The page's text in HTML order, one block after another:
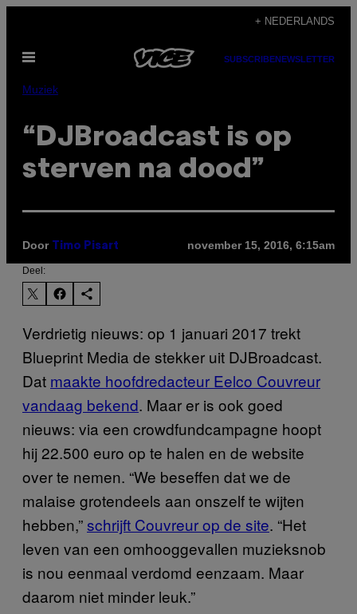
de
inhoud
+ NEDERLANDS
Open
SUBSCRIBENEWSLETTER
Muziek
“DJBroadcast is op
sterven na dood”
Door Timo Pisart november 15, 2016, 6:15am
Deel:
Verdrietig nieuws: op 1 januari 2017 trekt
Blueprint Media de stekker uit DJBroadcast.
Dat maakte hoofdredacteur Eelco Couvreur
vandaag bekend. Maar er is ook goed
nieuws: via een crowdfundcampagne hoopt
hij 22.500 euro op te halen en de website
over te nemen. “We beseffen dat we de
malaise grotendeels aan onszelf te wijten
hebben,”schrijft Couvreur op de site. “Het
leven van een omhooggevallen muzieksnob
is nou eenmaal verdomd eenzaam. Maar
daarom niet minder leuk.”